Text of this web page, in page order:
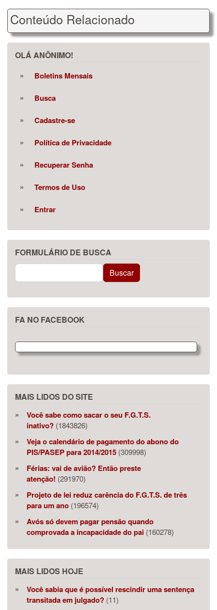
Conteúdo Relacionado
OLÁ ANÔNIMO!
Boletins Mensais
Busca
Cadastre-se
Política de Privacidade
Recuperar Senha
Termos de Uso
Entrar
FORMULÁRIO DE BUSCA
Buscar Buscar
FA NO FACEBOOK
MAIS LIDOS DO SITE
Você sabe como sacar o seu F.G.T.S.
inativo? (1843826)
Veja o calendário de pagamento do abono do
PIS/PASEP para 2014/2015 (309998)
Férias: vai de avião? Então preste
atenção! (291970)
Projeto de lei reduz carência do F.G.T.S. de três
para um ano (196574)
Avós só devem pagar pensão quando
comprovada a incapacidade do pai (160278)
MAIS LIDOS HOJE
Você sabia que é possível rescindir uma sentença
transitada em julgado? (11)